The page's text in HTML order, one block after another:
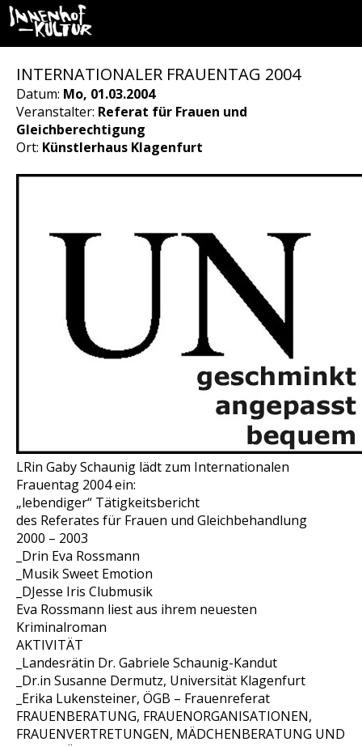
INTERNATIONALER FRAUENTAG 2004
Datum: Mo, 01.03.2004
Veranstalter: Referat für Frauen und
Gleichberechtigung
Ort: Künstlerhaus Klagenfurt
LRin Gaby Schaunig lädt zum Internationalen
Frauentag 2004 ein:
„lebendiger“ Tätigkeitsbericht
des Referates für Frauen und Gleichbehandlung
2000 – 2003
_Drin Eva Rossmann
_Musik Sweet Emotion
_DJesse Iris Clubmusik
Eva Rossmann liest aus ihrem neuesten
Kriminalroman
AKTIVITÄT
_Landesrätin Dr. Gabriele Schaunig-Kandut
_Dr.in Susanne Dermutz, Universität Klagenfurt
_Erika Lukensteiner, ÖGB – Frauenreferat
FRAUENBERATUNG, FRAUENORGANISATIONEN,
FRAUENVERTRETUNGEN, MÄDCHENBERATUNG UND